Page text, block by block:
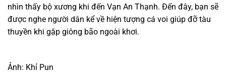
nhìn thấy bộ xương khi đến Vạn An Thạnh. Đến đây, bạn sẽ
được nghe người dân kể về hiện tượng cá voi giúp đỡ tàu
thuyền khi gặp giông bão ngoài khơi.
Ảnh: Khỉ Pun